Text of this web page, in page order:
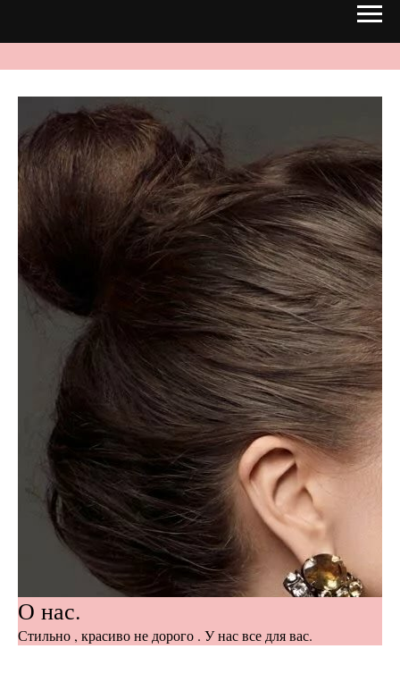
О нас.
Стильно , красиво не дорого . У нас все для вас.